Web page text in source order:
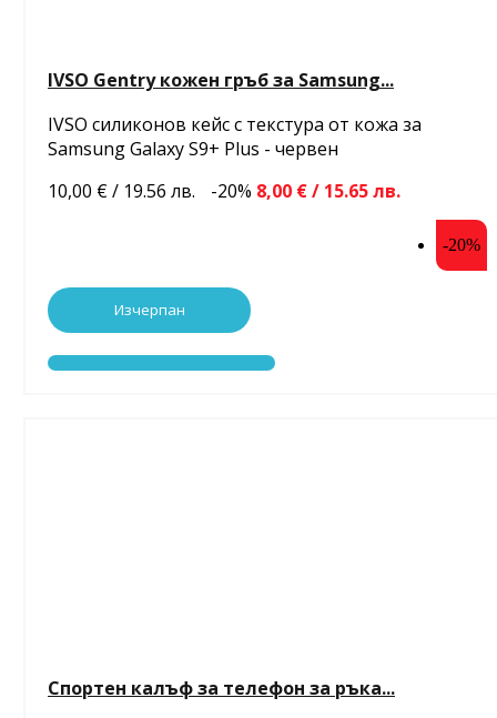
IVSO Gentry кожен гръб за Samsung...
IVSO силиконов кейс с текстура от кожа за
Samsung Galaxy S9 + Plus - червен
10,00 € / 19.56 лв.
-20% 8,00 € / 15.65 лв.
-20%
Изчерпан
Спортен калъф за телефон за ръка...